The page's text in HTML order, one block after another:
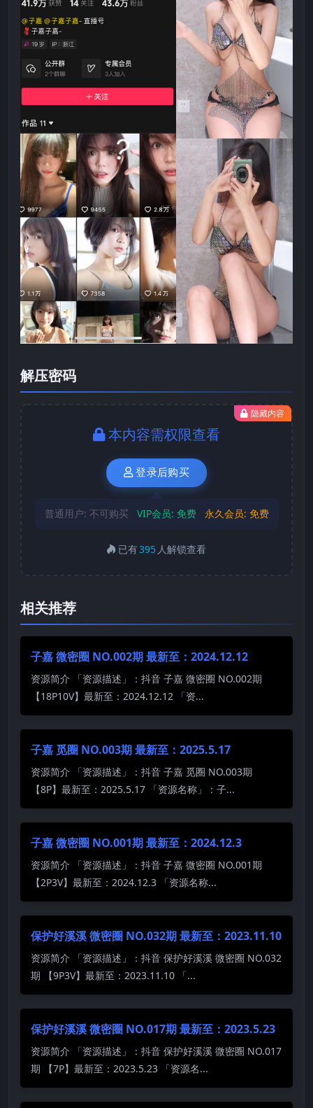
解压密码
隐藏内容
本内容需权限查看
登录后购买
普通用户: 不可购买 VIP会员: 免费 永久会员: 免费
已有395 人解锁查看
相关推荐
子嘉 微密圈 NO.002期 最新至：2024.12.12
资源简介 「资源描述」：抖音 子嘉 微密圈 NO.002期
【18P10V】最新至：2024.12.12 「资...
子嘉 觅圈 NO.003期 最新至：2025.5.17
资源简介 「资源描述」：抖音 子嘉 觅圈 NO.003期
【8P】最新至：2025.5.17 「资源名称」：子...
子嘉 微密圈 NO.001期 最新至：2024.12.3
资源简介 「资源描述」：抖音 子嘉 微密圈 NO.001期
【2P3V】最新至：2024.12.3 「资源名称...
保护好溪溪 微密圈 NO.032期 最新至：2023.11.10
资源简介 「资源描述」：抖音 保护好溪溪 微密圈 NO.032
期 【9P3V】最新至：2023.11.10 「...
保护好溪溪 微密圈 NO.017期 最新至：2023.5.23
资源简介 「资源描述」：抖音 保护好溪溪 微密圈 NO.017
期 【7P】最新至：2023.5.23 「资源名...